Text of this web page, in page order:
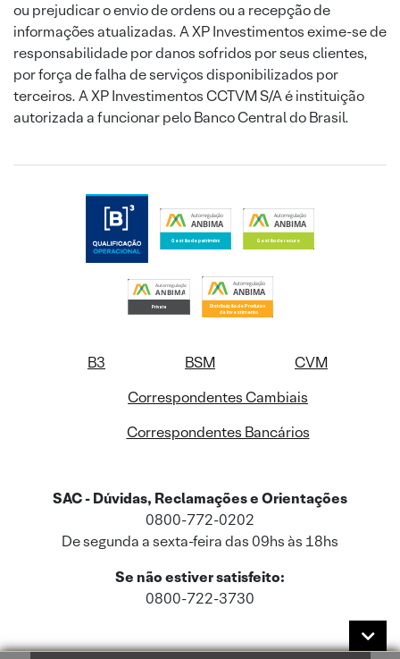
ou prejudicar o envio de ordens ou a recepção de
informações atualizadas. A XP Investimentos exime-se de
responsabilidade por danos sofridos por seus clientes,
por força de falha de serviços disponibilizados por
terceiros. A XP Investimentos CCTVM S/A é instituição
autorizada a funcionar pelo Banco Central do Brasil.
B3 BSM
CVM
Correspondentes Cambiais
Correspondentes Bancários
SAC - Dúvidas, Reclamações e Orientações
0800-772-0202
De segunda a sexta-feira das 09hs às 18hs
Se não estiver satisfeito:
0800-722-3730